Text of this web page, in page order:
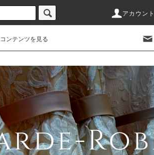
アカウント
コンテンツを見る